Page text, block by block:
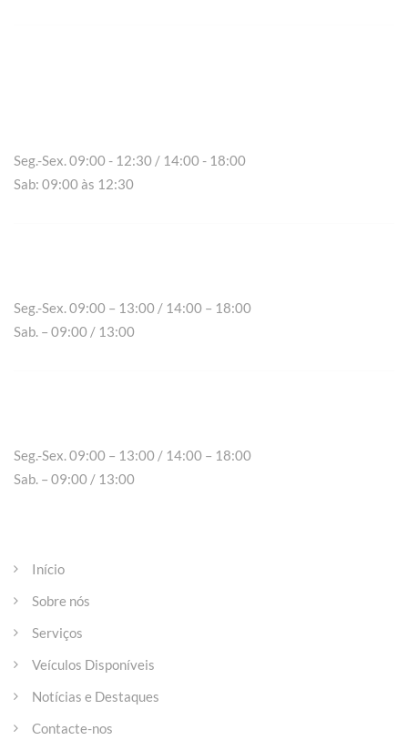
Seg.-Sex. 09:00 - 12:30 / 14:00 - 18:00
Sab: 09:00 às 12:30
Seg.-Sex. 09:00 – 13:00 / 14:00 – 18:00
Sab. – 09:00 / 13:00
Seg.-Sex. 09:00 – 13:00 / 14:00 – 18:00
Sab. – 09:00 / 13:00
Início
Sobre nós
Serviços
Veículos Disponíveis
Notícias e Destaques
Contacte-nos